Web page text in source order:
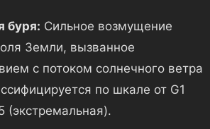
буря: Сильное возмущение
Земли, вызванное
с потоком солнечного ветра
по шкале от G1
(экстремальная).